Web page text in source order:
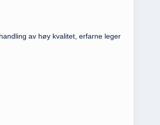
av høy kvalitet, erfarne leger